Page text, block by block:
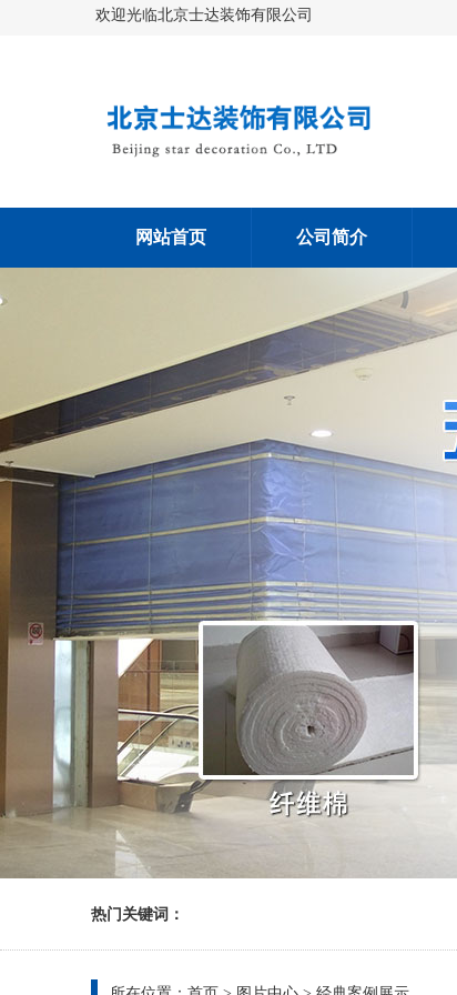
欢迎光临北京士达装饰有限公司
网站首页 公司简介
热门关键词：